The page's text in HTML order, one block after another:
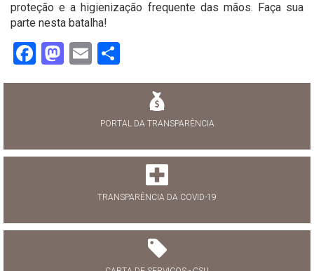
proteção e a higienização frequente das mãos. Faça sua
parte nesta batalha!
Facebook
Mastodon
Email
PORTAL DA TRANSPARÊNCIA
TRANSPARÊNCIA DA COVID-19